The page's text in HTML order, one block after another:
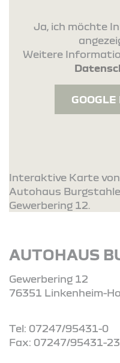
Ja, ich möchte
Weitere
Interaktive Karte
Autohaus
Gewerbering 12.
AUTOHAUS
Gewerbering 12
76351 Linkenheim-
Tel: 07247/95431-0
Fax: 07247/95431-23